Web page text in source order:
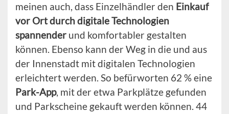
meinen auch, dass Einzelhändler den Einkauf
vor Ort durch digitale Technologien
spannender und komfortabler gestalten
können. Ebenso kann der Weg in die und aus
der Innenstadt mit digitalen Technologien
erleichtert werden. So befürworten 62 % eine
Park-App, mit der etwa Parkplätze gefunden
und Parkscheine gekauft werden können. 44